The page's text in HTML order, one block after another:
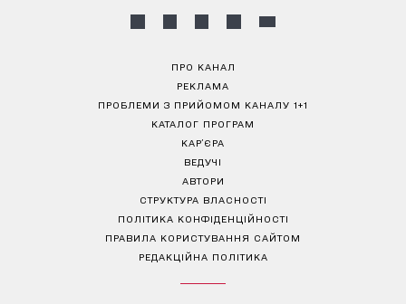
ПРО КАНАЛ
РЕКЛАМА
ПРОБЛЕМИ З ПРИЙОМОМ КАНАЛУ 1+1
КАТАЛОГ ПРОГРАМ
КАР’ЄРА
ВЕДУЧІ
АВТОРИ
СТРУКТУРА ВЛАСНОСТІ
ПОЛІТИКА КОНФІДЕНЦІЙНОСТІ
ПРАВИЛА КОРИСТУВАННЯ САЙТОМ
РЕДАКЦІЙНА ПОЛІТИКА